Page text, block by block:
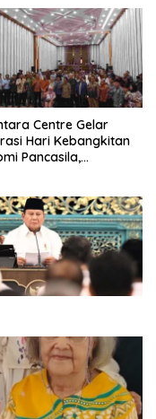
Centre Gelar
Hari Kebangkitan
Pancasila,
(Pergolakan
Politik Indonesia) &
Nasional “Urgensi
Undang
Nasional dan
Sosial dalam